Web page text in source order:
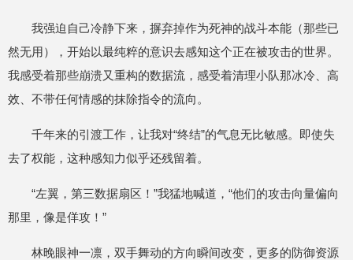
我强迫自己冷静下来，摒弃掉作为死神的战斗本能（那些已
然无用），开始以最纯粹的意识去感知这个正在被攻击的世界。
我感受着那些崩溃又重构的数据流，感受着清理小队那冰冷、高
效、不带任何情感的抹除指令的流向。
千年来的引渡工作，让我对“终结”的气息无比敏感。即使失
去了权能，这种感知力似乎还残留着。
“左翼，第三数据扇区！”我猛地喊道，“他们的攻击向量偏向
那里，像是佯攻！”
林晚眼神一凛，双手舞动的方向瞬间改变，更多的防御资源